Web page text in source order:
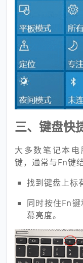
三、键盘快
大多数笔记本电
键，通常与Fn键
找到键盘上标
同时按住Fn键
幕亮度。